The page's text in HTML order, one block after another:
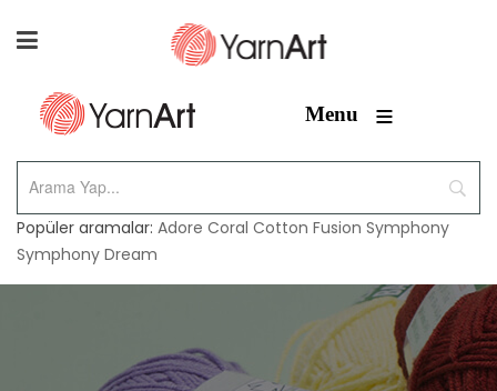
Menu ≡
Popüler aramalar: Adore Coral Cotton Fusion Symphony
Symphony Dream